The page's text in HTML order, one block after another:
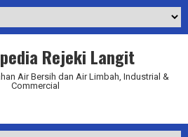
Rejeki Langit
Air Bersih dan Air Limbah, Industrial &
Commercial